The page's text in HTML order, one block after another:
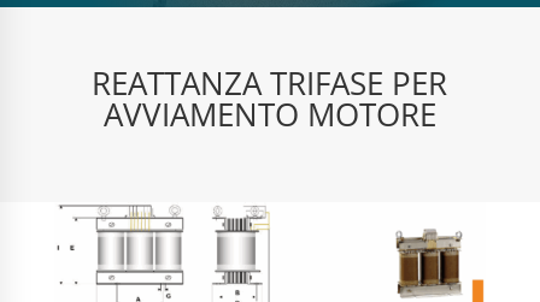
REATTANZA TRIFASE PER
AVVIAMENTO MOTORE